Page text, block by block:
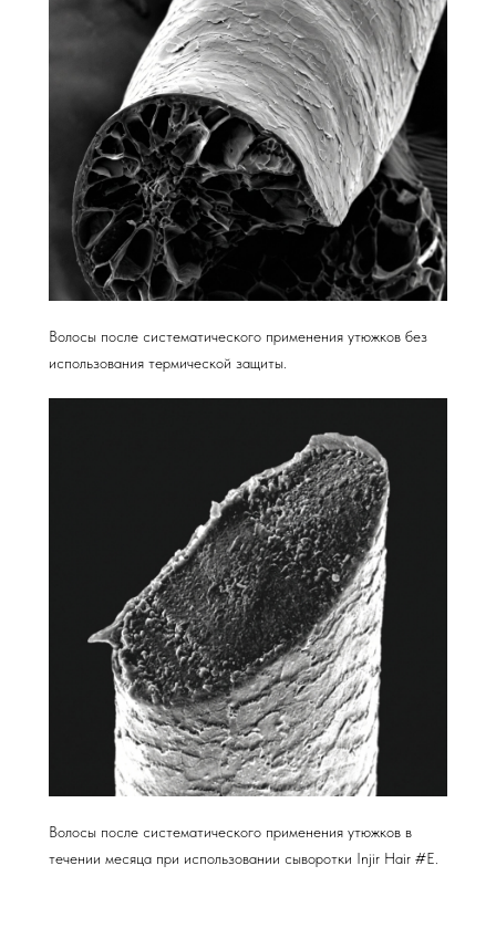
Волосы после систематического применения утюжков без
использования термической защиты.
Волосы после систематического применения утюжков в
течении месяца при использовании сыворотки Injir Hair #E.